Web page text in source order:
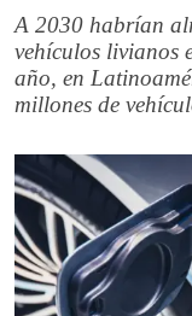
A 2030 habrían
vehículos livianos
año, en
millones de